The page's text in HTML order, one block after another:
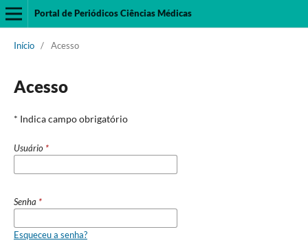
Portal de Periódicos Ciências Médicas
Início / Acesso
Acesso
* Indica campo obrigatório
Usuário *
Senha *
Esqueceu a senha?